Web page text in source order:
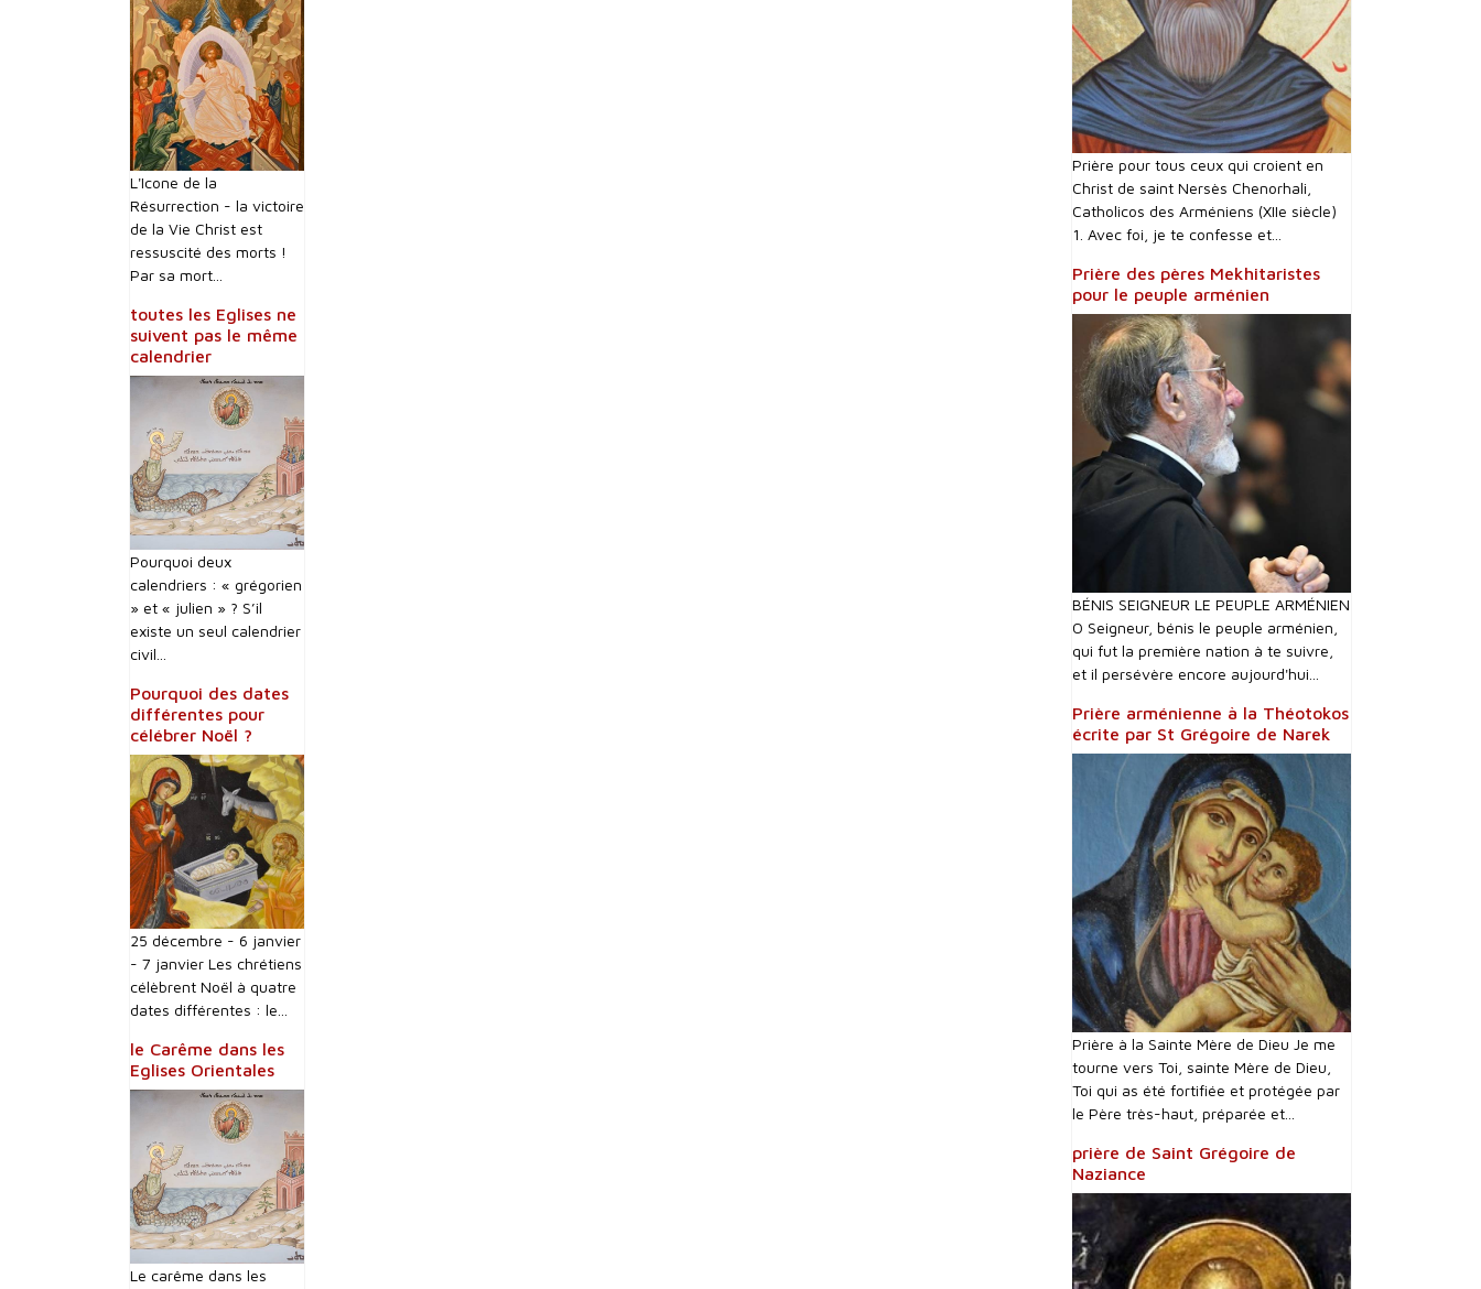
L'Icone de la
Résurrection - la victoire
de la Vie Christ est
ressuscité des morts !
Par sa mort...
toutes les Eglises ne
suivent pas le même
calendrier
Pourquoi deux
calendriers : « grégorien
» et « julien » ? S’il
existe un seul calendrier
civil...
Pourquoi des dates
différentes pour
célébrer Noël ?
25 décembre - 6 janvier
- 7 janvier Les chrétiens
célèbrent Noël à quatre
dates différentes : le...
le Carême dans les
Eglises Orientales
Le carême dans les
Prière pour tous ceux qui croient en
Christ de saint Nersès Chenorhali,
Catholicos des Arméniens (XIIe siècle)
1. Avec foi, je te confesse et...
Prière des pères Mekhitaristes
pour le peuple arménien
BÉNIS SEIGNEUR LE PEUPLE ARMÉNIEN
O Seigneur, bénis le peuple arménien,
qui fut la première nation à te suivre,
et il persévère encore aujourd'hui...
Prière arménienne à la Théotokos
écrite par St Grégoire de Narek
Prière à la Sainte Mère de Dieu Je me
tourne vers Toi, sainte Mère de Dieu,
Toi qui as été fortifiée et protégée par
le Père très-haut, préparée et...
prière de Saint Grégoire de
Naziance